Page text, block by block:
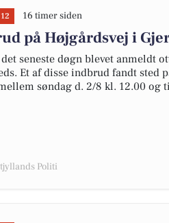
16 timer siden
på Højgårdsvej i
seneste døgn blevet anmeldt
Et af disse indbrud fandt sted
søndag d. 2/8 kl. 12.00 og
Politi